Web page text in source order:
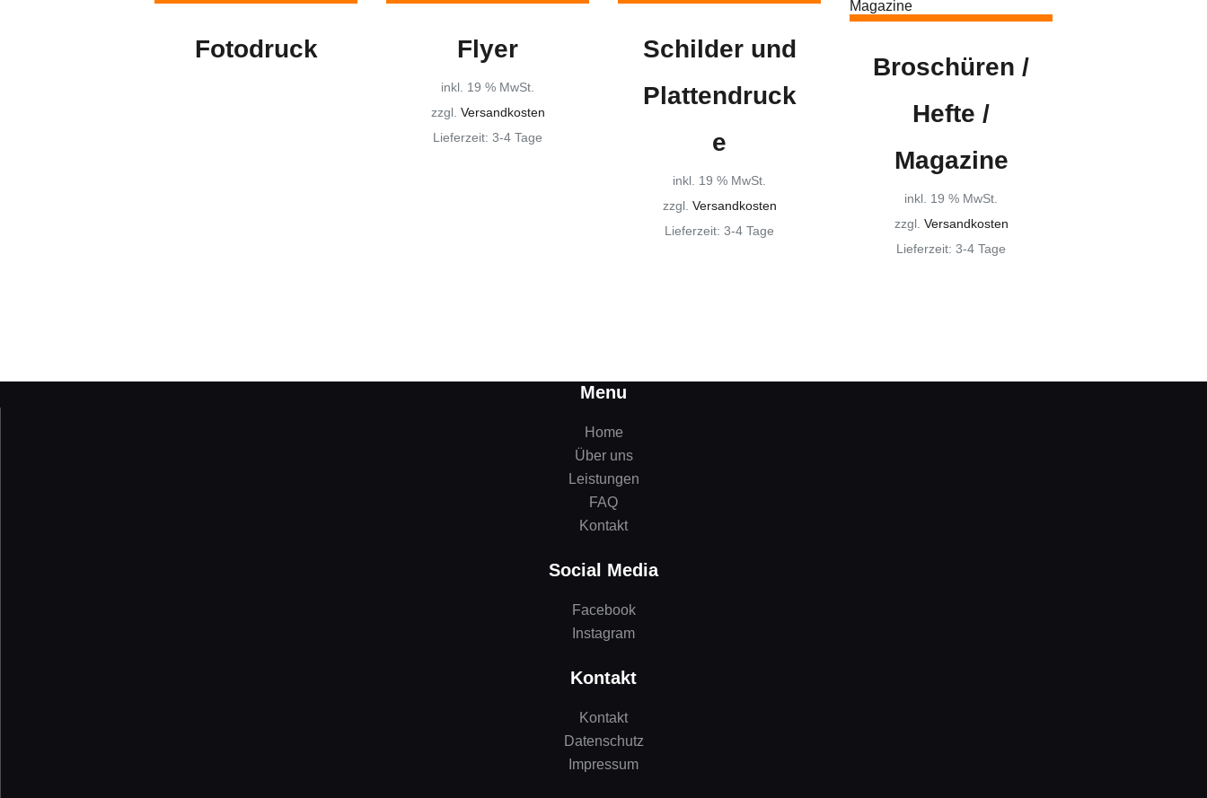
Fotodruck Flyer
inkl. 19 % MwSt.
zzgl. Versandkosten
Lieferzeit: 3-4 Tage
Schilder und
Plattendruck
e
inkl. 19 % MwSt.
zzgl. Versandkosten
Lieferzeit: 3-4 Tage
Broschüren /
Hefte /
Magazine
inkl. 19 % MwSt.
zzgl. Versandkosten
Lieferzeit: 3-4 Tage
Menu
Home
Über uns
Leistungen
FAQ
Kontakt
Social Media
Facebook
Instagram
Kontakt
Kontakt
Datenschutz
Impressum